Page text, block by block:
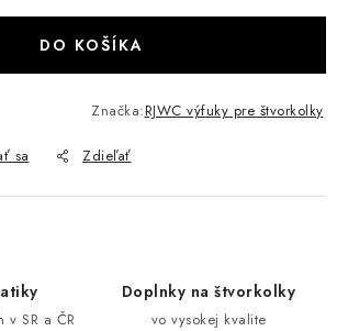
570/650/800/1000
DO KOŠÍKA
Značka:RJWC výfuky pre štvorkolky
sa Zdieľať
v SR a ČR
Doplnky na štvorkolky
vo vysokej kvalite